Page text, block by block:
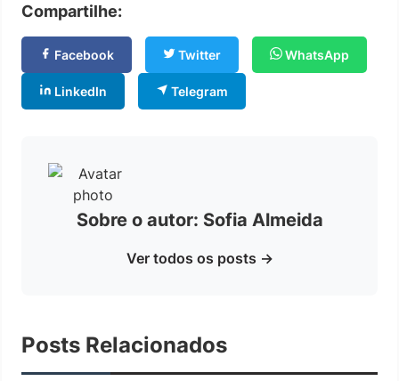
Compartilhe:
Facebook Twitter WhatsApp
LinkedIn Telegram
Sobre o autor: Sofia Almeida
Ver todos os posts →
Posts Relacionados